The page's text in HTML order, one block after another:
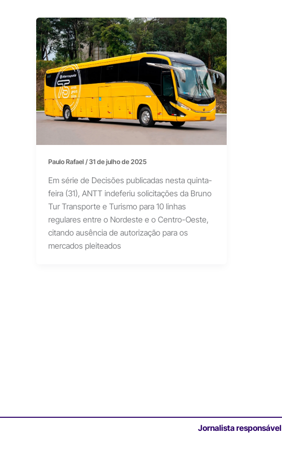
Paulo Rafael/31 de julho de 2025
Em série de Decisões publicadas nesta quinta-
feira (31), ANTT indeferiu solicitações da Bruno
Tur Transporte e Turismo para 10 linhas
regulares entre o Nordeste e o Centro-Oeste,
citando ausência de autorização para os
mercados pleiteados
Jornalista responsável